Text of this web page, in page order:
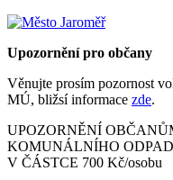
Upozornění pro občany
Věnujte prosím pozornost
MÚ, bližsí informace zde.
UPOZORNĚNÍ
KOMUNÁLNÍHO
V ČÁSTCE 700 Kč/osobu